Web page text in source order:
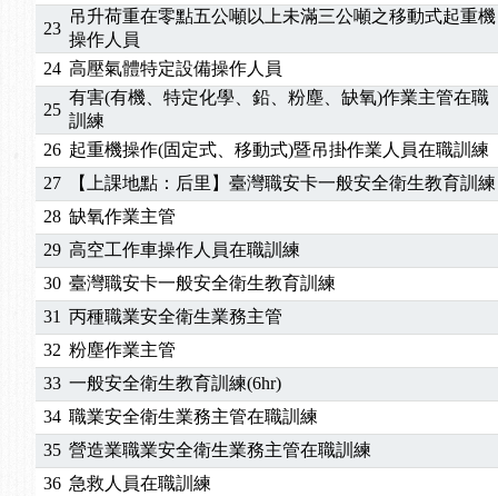
2025/08/20【進修課程】SDS格式百百種？專業講師帶您判斷
2025/08/12
2025/07/06【中心公告】颱風假114/07/07停班停課
2025/06/06【進修課程】～～前導課程看這邊推出囉～～
2025/05/29
2025/04/28【進修課程】要怎麼進修自我？課程百百種選擇好
2025/01/21「高壓氣體製造安全主任」、「隧道等襯砌作業主
訓測驗
2025/01/15【線上課程】碳中和核心職能系列課程資訊
2026/07/15【免費研習】115年製造業危害預防職場安衛法令
2026/07/08【中心公告】因應颱風來襲，若遇停班停課消息 補
2026/05/06【產業人才投資】06/03-06/08堆高機課程，政府出
2026/04/24【製程安全評估人員】開課囉
2025/11/11【中心公告】颱風假11/12停班停課
2025/11/10【中心公告】因應颱風來襲，若遇停班停課消息 補
2025/10/30【進修課程】2026年，課程意見蒐集~
2025/08/20 【進修課程】SDS格式百百種？專業講師帶您判斷
2025/08/12【中心公告】因應颱風來襲，若遇停班停課消息 補
2025/07/06【中心公告】颱風假114/07/07停班停課
23
吊升荷重在零點五公噸以上未滿三公噸之移動式起重機
操作人員
24 高壓氣體特定設備操作人員
25
有害(有機、特定化學、鉛、粉塵、缺氧)作業主管在職
訓練
26 起重機操作(固定式、移動式)暨吊掛作業人員在職訓練
27
【上課地點：后里】臺灣職安卡一般安全衛生教育訓練
28 缺氧作業主管
29 高空工作車操作人員在職訓練
30 臺灣職安卡一般安全衛生教育訓練
31 丙種職業安全衛生業務主管
32 粉塵作業主管
33 一般安全衛生教育訓練(6hr)
34 職業安全衛生業務主管在職訓練
35 營造業職業安全衛生業務主管在職訓練
36 急救人員在職訓練